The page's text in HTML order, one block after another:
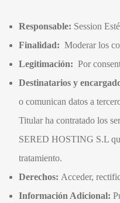
Responsable: Session
Finalidad: Moderar los
Legitimación: Por
Destinatarios y
o comunican datos a
Titular ha contratado los
SERED HOSTING S.L
tratamiento.
Derechos: Acceder,
Información Adicional: